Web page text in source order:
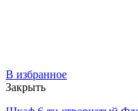
В избранное
Закрыть